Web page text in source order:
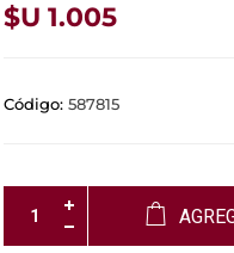
$U 1.005
Código: 587815